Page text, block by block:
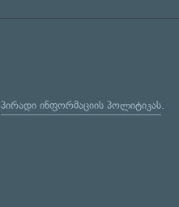
პირადი ინფორმაციის პოლიტიკას.